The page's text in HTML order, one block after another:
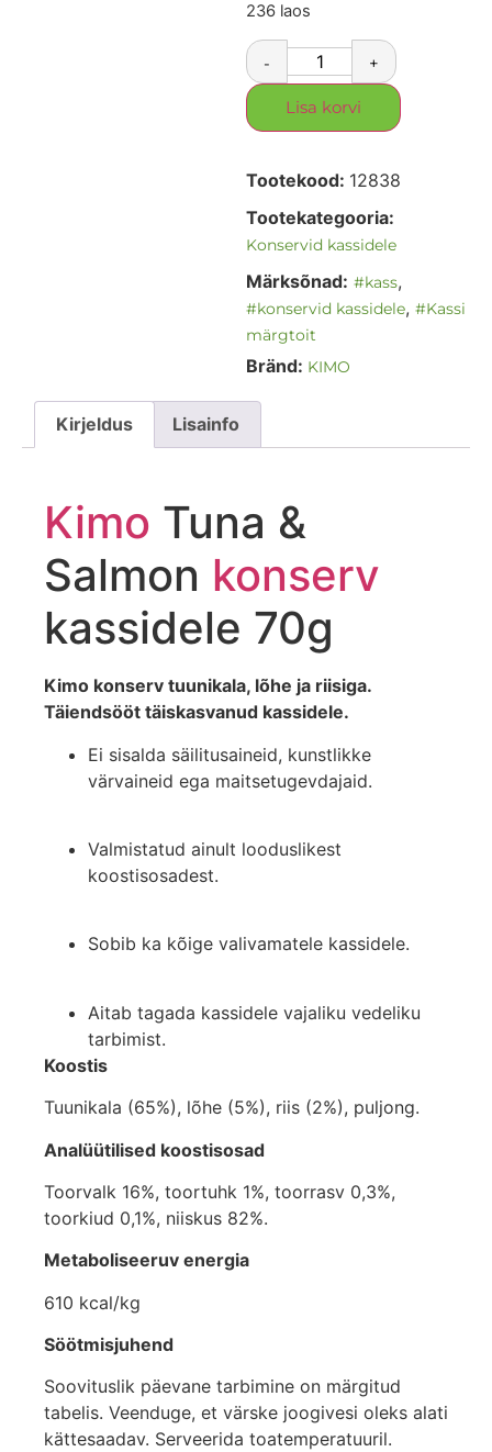
236 laos
- +
Lisa korvi
Tootekood: 12838
Tootekategooria:
Konservid kassidele
Märksõnad: #kass,
#konservid kassidele, #Kassi
märgtoit
Bränd: KIMO
Kirjeldus Lisainfo
Kimo Tuna &
Salmon konserv
kassidele 70g
Kimo konserv tuunikala, lõhe ja riisiga.
Täiendsööt täiskasvanud kassidele.
Ei sisalda säilitusaineid, kunstlikke
värvaineid ega maitsetugevdajaid.
Valmistatud ainult looduslikest
koostisosadest.
Sobib ka kõige valivamatele kassidele.
Aitab tagada kassidele vajaliku vedeliku
tarbimist.
Koostis
Tuunikala (65%), lõhe (5%), riis (2%), puljong.
Analüütilised koostisosad
Toorvalk 16%, toortuhk 1%, toorrasv 0,3%,
toorkiud 0,1%, niiskus 82%.
Metaboliseeruv energia
610 kcal/kg
Söötmisjuhend
Soovituslik päevane tarbimine on märgitud
tabelis. Veenduge, et värske joogivesi oleks alati
kättesaadav. Serveerida toatemperatuuril.